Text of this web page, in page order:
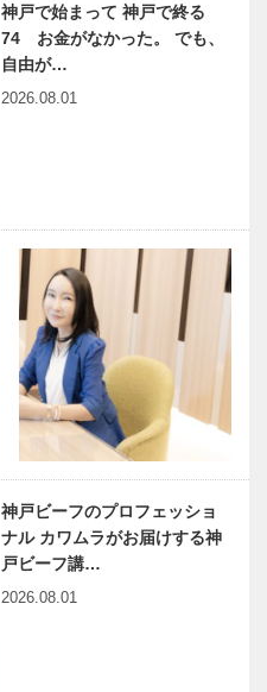
神戸で始まって 神戸で終る
74 お金がなかった。 でも、
自由が…
2026.08.01
神戸ビーフのプロフェッショ
ナル カワムラがお届けする神
戸ビーフ講…
2026.08.01